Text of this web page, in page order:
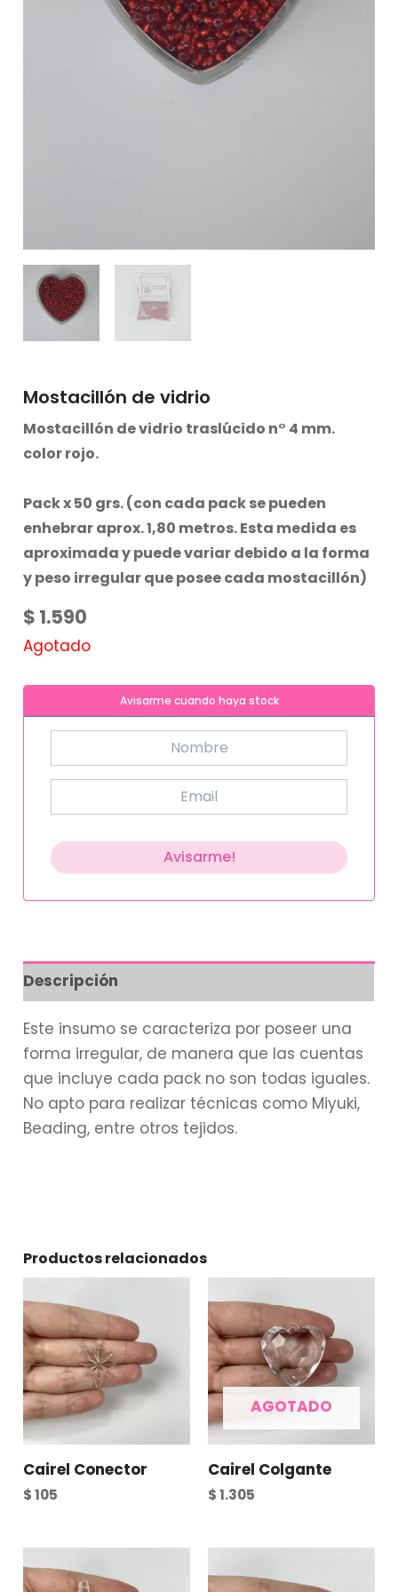
Mostacillón de vidrio
Mostacillón de vidrio traslúcido n° 4 mm.
color rojo.
Pack x 50 grs. (con cada pack se pueden
enhebrar aprox. 1,80 metros. Esta medida es
aproximada y puede variar debido a la forma
y peso irregular que posee cada mostacillón)
$ 1.590
Agotado
Avisarme cuando haya stock
Descripción
Este insumo se caracteriza por poseer una
forma irregular, de manera que las cuentas
que incluye cada pack no son todas iguales.
No apto para realizar técnicas como Miyuki,
Beading, entre otros tejidos.
Productos relacionados
Cairel Conector
$105
AGOTADO
Cairel Colgante
$1.305